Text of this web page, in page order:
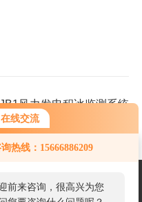
在线交流
热线：15666886209
您要咨询什么问题呢？
停留很久了，是否找到
风力发电积冰监测系统